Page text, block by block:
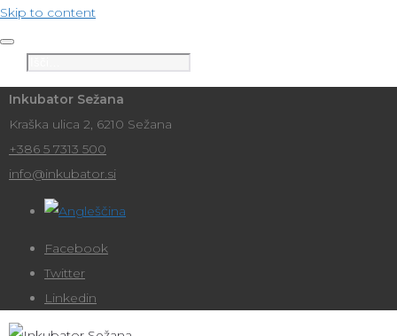
Skip to content
Inkubator Sežana
Kraška ulica 2, 6210 Sežana
+386 5 7313 500
info@inkubator.si
Facebook
Twitter
Linkedin